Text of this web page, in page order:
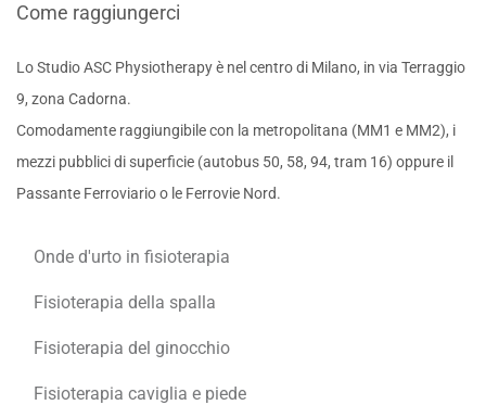
Come raggiungerci
Lo Studio ASC Physiotherapy è nel centro di Milano, in via Terraggio
9, zona Cadorna.
Comodamente raggiungibile con la metropolitana (MM1 e MM2), i
mezzi pubblici di superficie (autobus 50, 58, 94, tram 16) oppure il
Passante Ferroviario o le Ferrovie Nord.
Onde d'urto in fisioterapia
Fisioterapia della spalla
Fisioterapia del ginocchio
Fisioterapia caviglia e piede